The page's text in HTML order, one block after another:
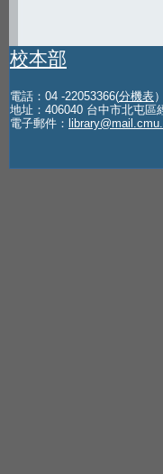
校本部
電話：04 -22053366(分機表）
地址：406040 台中市北屯區
電子郵件：